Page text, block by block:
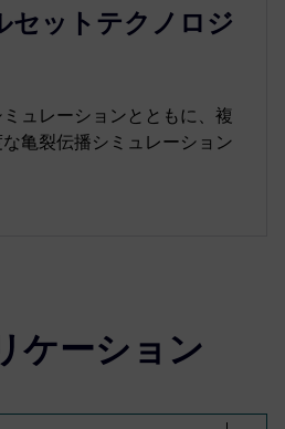
セットテクノロジ
ュレーションとともに、複
亀裂伝播シミュレーション
ケーション